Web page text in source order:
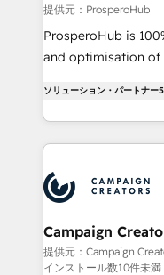
提供元：ProsperoHub
ProsperoHub is
and optimisation of
ensure that you
ROI from your HubSpot
extensive
HubSpot journey,
processes and
infrastructure to
keeps you in
route to your revenue goals. We
ソリューション・パートナー
Campaign
Migration
提供元：Campaign
インストール数10件未満